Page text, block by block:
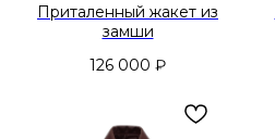
Приталенный жакет из
замши
126 000 ₽